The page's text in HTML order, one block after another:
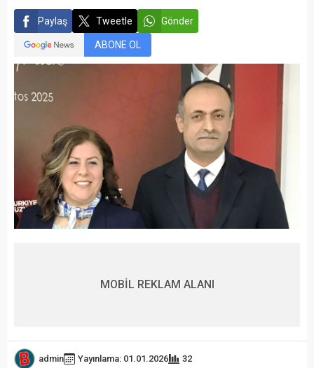
Paylaş Tweetle Gönder
ABONE OL
MOBİL REKLAM ALANI
admin Yayınlama: 01.01.2026 32